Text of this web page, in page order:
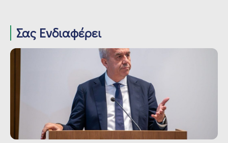
Σας Ενδιαφέρει